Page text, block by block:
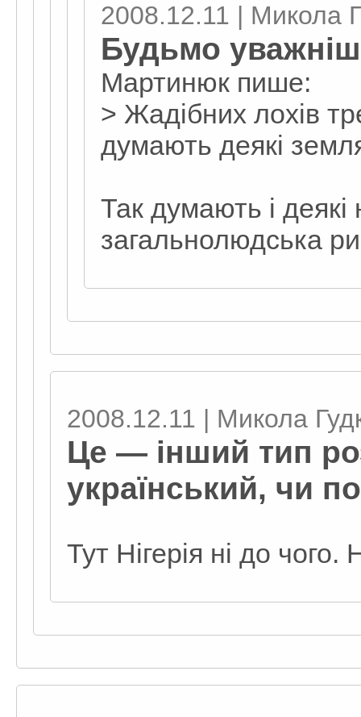
2008.12.11 | Микола
Будьмо
Мартинюк пише:
> Жадібних лохів
думають деякі
Так думають і
загальнолюдська
2008.12.11 | Микола
Це — інший тип
український, чи
Тут Нігерія ні до